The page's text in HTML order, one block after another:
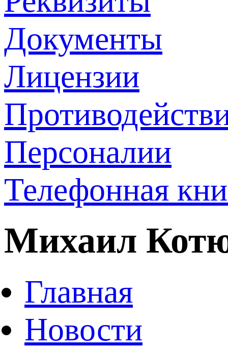
Документы
Лицензии
Персоналии
Телефонная
Михаил
Главная
Новости